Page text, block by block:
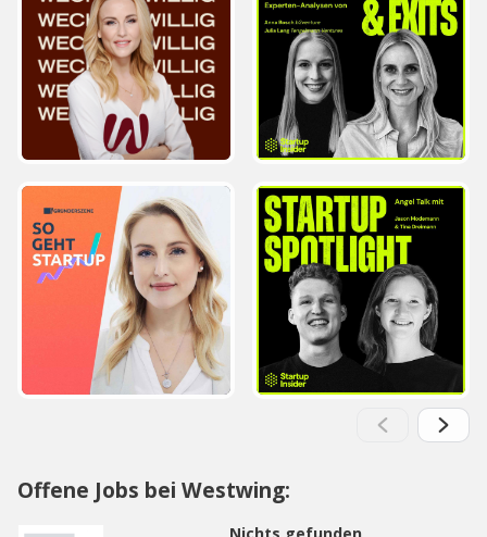
Offene Jobs bei Westwing: